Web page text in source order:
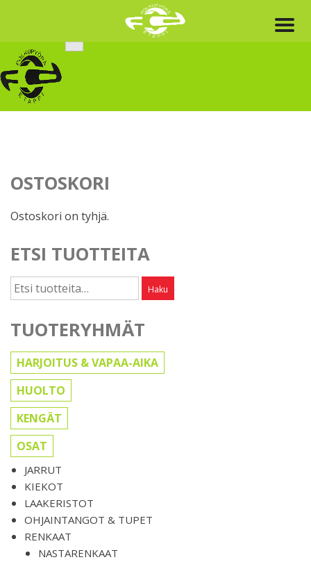
content
OSTOSKORI
Ostoskori on tyhjä.
ETSI TUOTTEITA
Etsi: Haku
TUOTERYHMÄT
HARJOITUS & VAPAA-AIKA
HUOLTO
KENGÄT
OSAT
JARRUT
KIEKOT
LAAKERISTOT
OHJAINTANGOT & TUPET
RENKAAT
NASTARENKAAT